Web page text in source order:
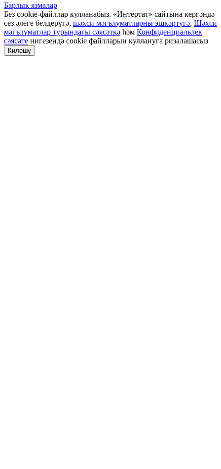
Барлык язмалар
Без cookie-файллар кулланабыз. «Интертат» сайтына кергәндә
сез әлеге белдерүгә, шәхси мәгълүматларны эшкәртүгә, Шәхси
мәгълүматлар турындагы сәясәткә һәм Конфиденциальлек
сәясәте нигезендә cookie файлларын куллануга ризалашасыз
Килешү